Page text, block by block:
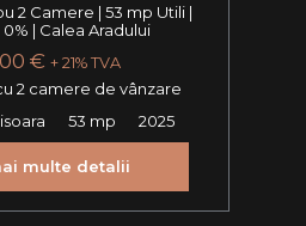
2 Camere | 53 mp Utili |
| Calea Aradului
€ + 21% TVA
2 camere de vânzare
53 mp 2025
multe detalii